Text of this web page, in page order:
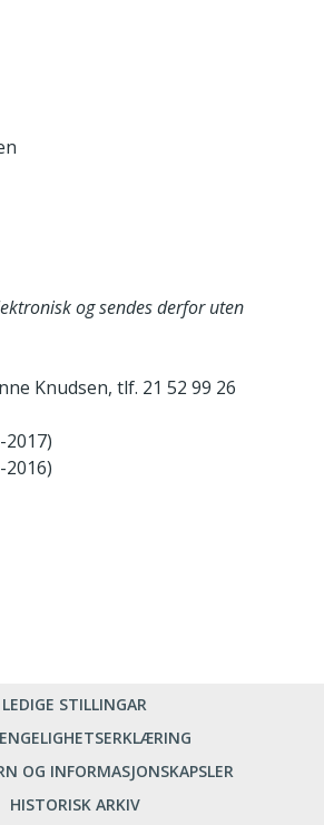
og sendes derfor uten
Knudsen, tlf. 21 52 99 26
2017)
2016)
LEDIGE STILLINGAR
OG INFORMASJONSKAPSLER
HISTORISK ARKIV